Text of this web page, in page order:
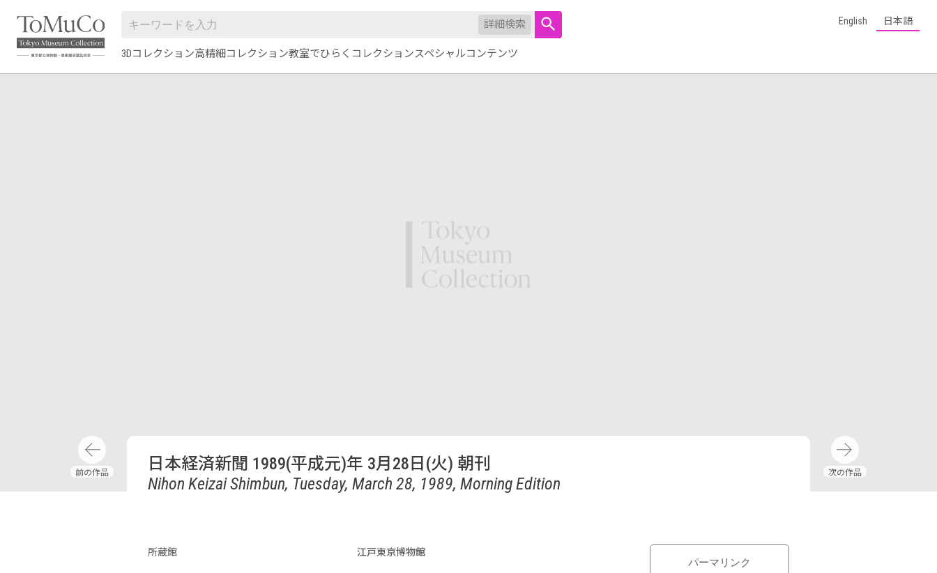
詳細検索
3Dコレクション高精細コレクション教室でひらくコレクションスペシャルコンテンツ
English 日本語
日本経済新聞 1989(平成元)年 3月28日(火) 朝刊
Nihon Keizai Shimbun, Tuesday, March 28, 1989, Morning Edition
所蔵館 江戸東京博物館
パーマリンク